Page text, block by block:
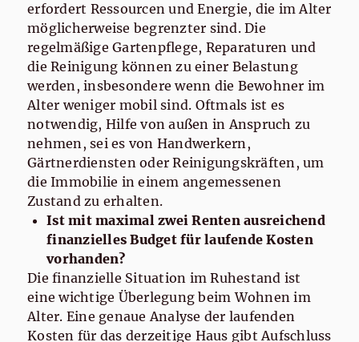
erfordert Ressourcen und Energie, die im Alter
möglicherweise begrenzter sind. Die
regelmäßige Gartenpflege, Reparaturen und
die Reinigung können zu einer Belastung
werden, insbesondere wenn die Bewohner im
Alter weniger mobil sind. Oftmals ist es
notwendig, Hilfe von außen in Anspruch zu
nehmen, sei es von Handwerkern,
Gärtnerdiensten oder Reinigungskräften, um
die Immobilie in einem angemessenen
Zustand zu erhalten.
Ist mit maximal zwei Renten ausreichend
finanzielles Budget für laufende Kosten
vorhanden?
Die finanzielle Situation im Ruhestand ist
eine wichtige Überlegung beim Wohnen im
Alter. Eine genaue Analyse der laufenden
Kosten für das derzeitige Haus gibt Aufschluss